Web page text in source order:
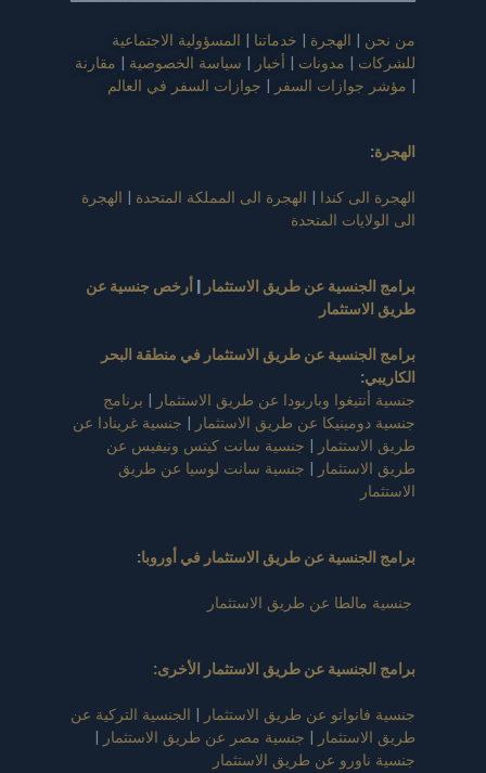
من نحن | الهجرة | خدماتنا | المسؤولية الاجتماعية
للشركات | مدونات | أخبار | سياسة الخصوصية | مقارنة
| مؤشر جوازات السفر | جوازات السفر في العالم
الهجرة:
الهجرة الى كندا | الهجرة الى المملكة المتحدة | الهجرة
الى الولايات المتحدة
برامج الجنسية عن طريق الاستثمار | أرخص جنسية عن
طريق الاستثمار
برامج الجنسية عن طريق الاستثمار في منطقة البحر
الكاريبي:
جنسية أنتيغوا وباربودا عن طريق الاستثمار | برنامج
جنسية دومينيكا عن طريق الاستثمار | جنسية غرينادا عن
طريق الاستثمار | جنسية سانت كيتس ونيفيس عن
طريق الاستثمار | جنسية سانت لوسيا عن طريق
الاستثمار
برامج الجنسية عن طريق الاستثمار في أوروبا:
جنسية مالطا عن طريق الاستثمار
برامج الجنسية عن طريق الاستثمار الأخرى:
جنسية فانواتو عن طريق الاستثمار | الجنسية التركية عن
طريق الاستثمار | جنسية مصر عن طريق الاستثمار |
جنسية ناورو عن طريق الاستثمار